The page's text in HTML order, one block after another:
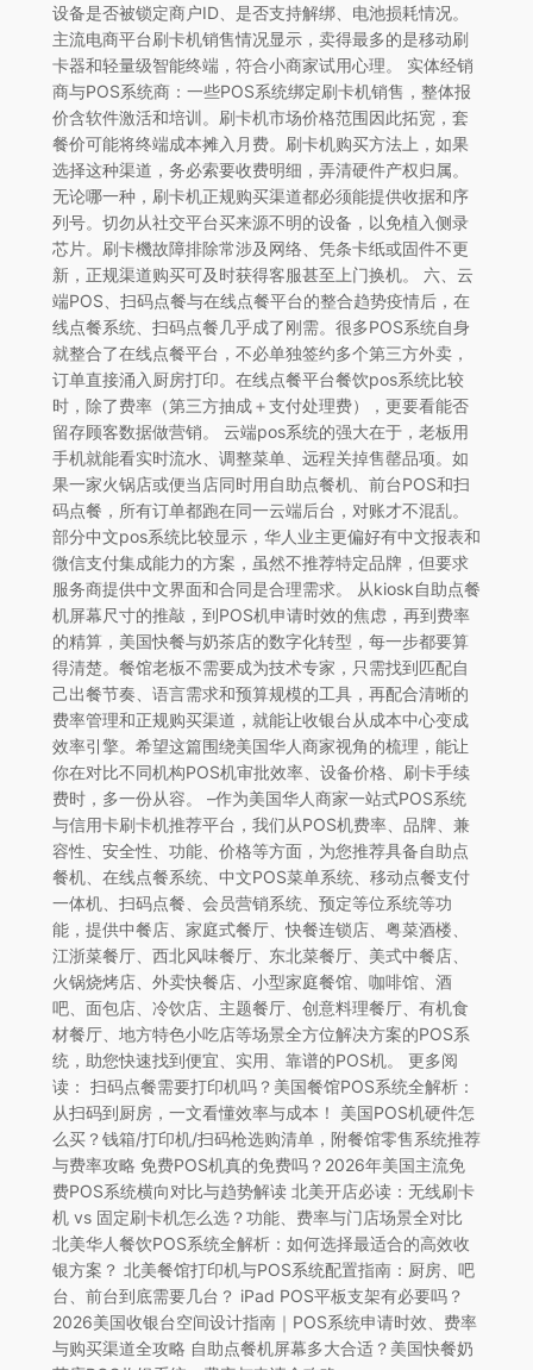
设备是否被锁定商户ID、是否支持解绑、电池损耗情况。
主流电商平台刷卡机销售情况显示，卖得最多的是移动刷
卡器和轻量级智能终端，符合小商家试用心理。 实体经销
商与POS系统商：一些POS系统绑定刷卡机销售，整体报
价含软件激活和培训。刷卡机市场价格范围因此拓宽，套
餐价可能将终端成本摊入月费。刷卡机购买方法上，如果
选择这种渠道，务必索要收费明细，弄清硬件产权归属。
无论哪一种，刷卡机正规购买渠道都必须能提供收据和序
列号。切勿从社交平台买来源不明的设备，以免植入侧录
芯片。刷卡機故障排除常涉及网络、凭条卡纸或固件不更
新，正规渠道购买可及时获得客服甚至上门换机。 六、云
端POS、扫码点餐与在线点餐平台的整合趋势疫情后，在
线点餐系统、扫码点餐几乎成了刚需。很多POS系统自身
就整合了在线点餐平台，不必单独签约多个第三方外卖，
订单直接涌入厨房打印。在线点餐平台餐饮pos系统比较
时，除了费率（第三方抽成＋支付处理费），更要看能否
留存顾客数据做营销。 云端pos系统的强大在于，老板用
手机就能看实时流水、调整菜单、远程关掉售罄品项。如
果一家火锅店或便当店同时用自助点餐机、前台POS和扫
码点餐，所有订单都跑在同一云端后台，对账才不混乱。
部分中文pos系统比较显示，华人业主更偏好有中文报表和
微信支付集成能力的方案，虽然不推荐特定品牌，但要求
服务商提供中文界面和合同是合理需求。 从kiosk自助点餐
机屏幕尺寸的推敲，到POS机申请时效的焦虑，再到费率
的精算，美国快餐与奶茶店的数字化转型，每一步都要算
得清楚。餐馆老板不需要成为技术专家，只需找到匹配自
己出餐节奏、语言需求和预算规模的工具，再配合清晰的
费率管理和正规购买渠道，就能让收银台从成本中心变成
效率引擎。希望这篇围绕美国华人商家视角的梳理，能让
你在对比不同机构POS机审批效率、设备价格、刷卡手续
费时，多一份从容。 –作为美国华人商家一站式POS系统
与信用卡刷卡机推荐平台，我们从POS机费率、品牌、兼
容性、安全性、功能、价格等方面，为您推荐具备自助点
餐机、在线点餐系统、中文POS菜单系统、移动点餐支付
一体机、扫码点餐、会员营销系统、预定等位系统等功
能，提供中餐店、家庭式餐厅、快餐连锁店、粤菜酒楼、
江浙菜餐厅、西北风味餐厅、东北菜餐厅、美式中餐店、
火锅烧烤店、外卖快餐店、小型家庭餐馆、咖啡馆、酒
吧、面包店、冷饮店、主题餐厅、创意料理餐厅、有机食
材餐厅、地方特色小吃店等场景全方位解决方案的POS系
统，助您快速找到便宜、实用、靠谱的POS机。 更多阅
读： 扫码点餐需要打印机吗？美国餐馆POS系统全解析：
从扫码到厨房，一文看懂效率与成本！ 美国POS机硬件怎
么买？钱箱/打印机/扫码枪选购清单，附餐馆零售系统推荐
与费率攻略 免费POS机真的免费吗？2026年美国主流免
费POS系统横向对比与趋势解读 北美开店必读：无线刷卡
机 vs 固定刷卡机怎么选？功能、费率与门店场景全对比
北美华人餐饮POS系统全解析：如何选择最适合的高效收
银方案？ 北美餐馆打印机与POS系统配置指南：厨房、吧
台、前台到底需要几台？ iPad POS平板支架有必要吗？
2026美国收银台空间设计指南｜POS系统申请时效、费率
与购买渠道全攻略 自助点餐机屏幕多大合适？美国快餐奶